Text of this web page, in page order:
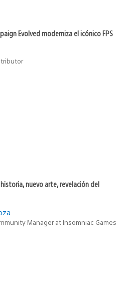
Evolved moderniza el icónico FPS
nuevo arte, revelación del
Manager at Insomniac Games